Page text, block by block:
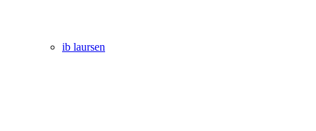
ib laursen